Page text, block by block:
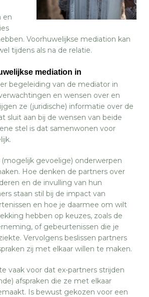
en
Voorhuwelijkse mediation kan
tijdens als na de relatie.
mediation in
begeleiding van de mediator in
en wensen over en
ze (juridische) informatie over de
sluit aan bij de wensen van beide
stel is dat samenwonen voor
gevoelige) onderwerpen
Hoe denken de partners over
en de invulling van hun
staan stil bij de impact van
en hoe je daarmee om wilt
hebben op keuzes, zoals de
of gebeurtenissen die je
Vervolgens beslissen partners
zij met elkaar willen te maken.
vaak voor dat ex-partners strijden
afspraken die ze met elkaar
Is bewust gekozen voor een